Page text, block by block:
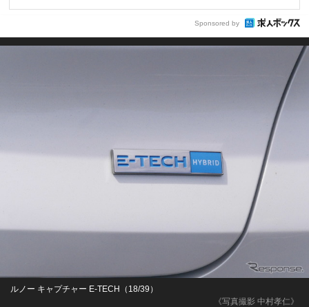
Sponsored by
《写真撮影 中村孝仁》
ルノー キャプチャー E-TECH（18/39）